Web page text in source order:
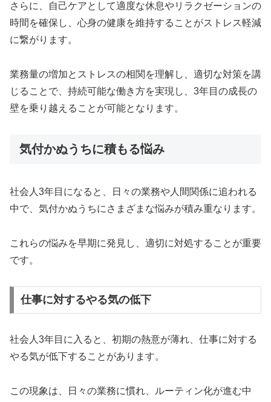
さらに、自己ケアとして適度な休息やリラクゼーションの
時間を確保し、心身の健康を維持することがストレス軽減
に繋がります。
業務量の増加とストレスの相関を理解し、適切な対策を講
じることで、持続可能な働き方を実現し、3年目の成長の
壁を乗り越えることが可能となります。
気付かぬうちに積もる悩み
社会人3年目になると、日々の業務や人間関係に追われる
中で、気付かぬうちにさまざまな悩みが積み重なります。
これらの悩みを早期に発見し、適切に対処することが重要
です。
仕事に対するやる気の低下
社会人3年目に入ると、初期の熱意が薄れ、仕事に対する
やる気が低下することがあります。
この現象は、日々の業務に慣れ、ルーティン化が進む中